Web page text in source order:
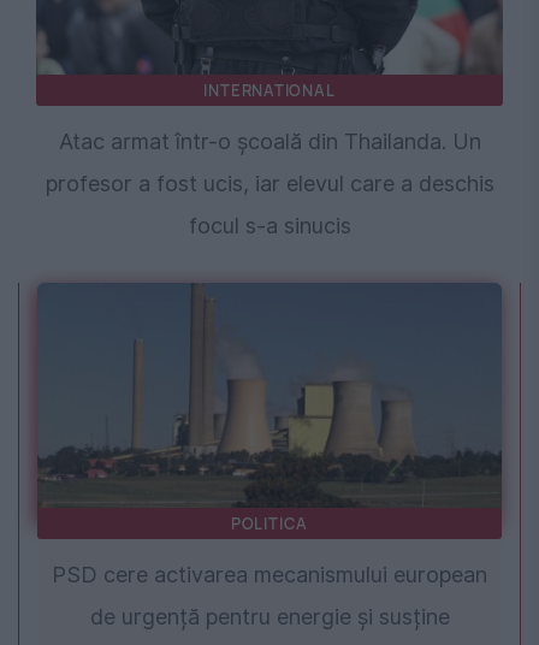
INTERNATIONAL
Atac armat într-o școală din Thailanda. Un
profesor a fost ucis, iar elevul care a deschis
focul s-a sinucis
POLITICA
PSD cere activarea mecanismului european
de urgență pentru energie și susține